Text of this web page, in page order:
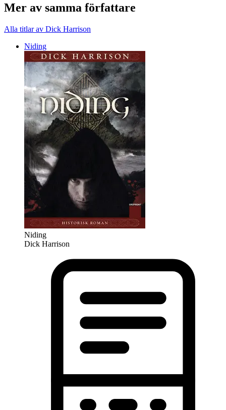
Mer av samma författare
Alla titlar av Dick Harrison
Niding
Niding
Dick Harrison